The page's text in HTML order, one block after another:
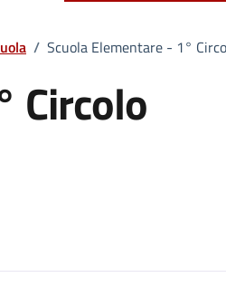
/ Scuola Elementare - 1°
Circolo